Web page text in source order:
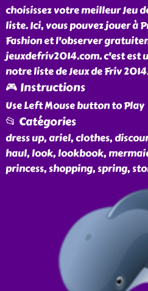
choisissez votre meilleur Jeu
liste. Ici, vous pouvez jouer à
Fashion et l'observer
jeuxdefriv2014.com. c'est est
notre liste de Jeux de Friv
🎮 Instructions
Use Left Mouse button to Play
📂 Catégories
dress up, ariel, clothes,
haul, look, lookbook,
princess, shopping, spring,